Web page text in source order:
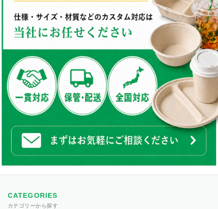
CATEGORIES
カテゴリーから探す